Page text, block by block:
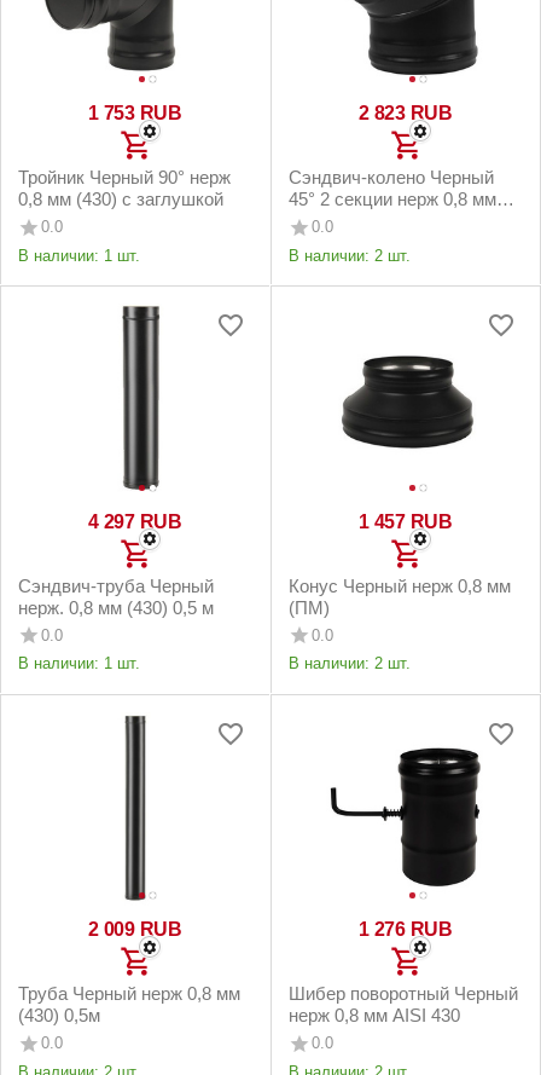
1 753 RUB
Тройник Черный 90° нерж
0,8 мм (430) с заглушкой
0.0
В наличии: 1 шт.
2 823 RUB
Сэндвич-колено Черный
45° 2 секции нерж 0,8 мм
(430)
0.0
В наличии: 2 шт.
4 297 RUB
Сэндвич-труба Черный
нерж. 0,8 мм (430) 0,5 м
0.0
В наличии: 1 шт.
1 457 RUB
Конус Черный нерж 0,8 мм
(ПМ)
0.0
В наличии: 2 шт.
2 009 RUB
Труба Черный нерж 0,8 мм
(430) 0,5м
0.0
1 276 RUB
Шибер поворотный Черный
нерж 0,8 мм AISI 430
0.0